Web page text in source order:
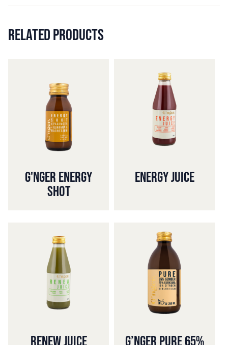
RELATED PRODUCTS
G'NGER ENERGY
SHOT
ENERGY JUICE
RENEW JUICE
G’NGER PURE 65%